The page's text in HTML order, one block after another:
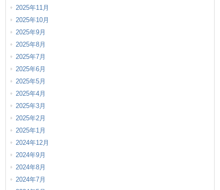
2025年11月
2025年10月
2025年9月
2025年8月
2025年7月
2025年6月
2025年5月
2025年4月
2025年3月
2025年2月
2025年1月
2024年12月
2024年9月
2024年8月
2024年7月